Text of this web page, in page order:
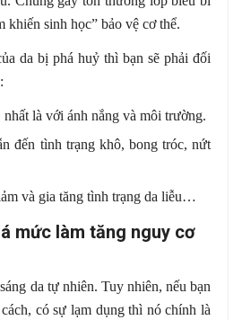
khiến sinh học” bảo vệ cơ thể.
da bị phá huỷ thì bạn sẽ phải đối
là với ánh nắng và môi trường.
đến tình trạng khô, bong tróc, nứt
và gia tăng tình trạng da liễu…
mức làm tăng nguy cơ
da tự nhiên. Tuy nhiên, nếu bạn
có sự lạm dụng thì nó chính là